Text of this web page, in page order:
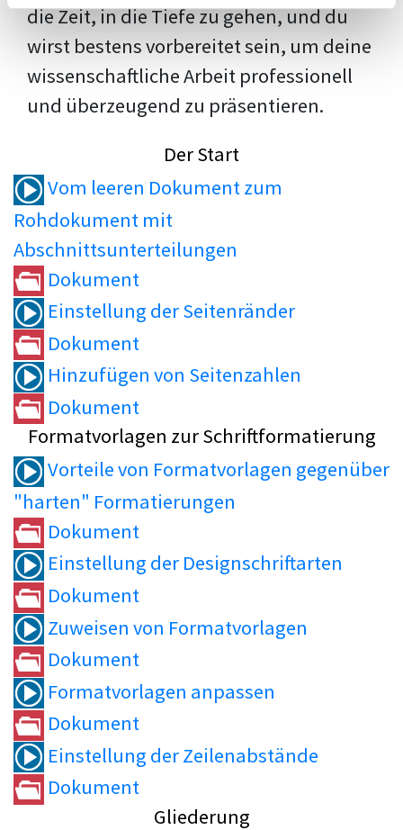
die Zeit, in die Tiefe zu gehen, und du
wirst bestens vorbereitet sein, um deine
wissenschaftliche Arbeit professionell
und überzeugend zu präsentieren.
Der Start
Vom leeren Dokument zum
Rohdokument mit
Abschnittsunterteilungen
Dokument
Einstellung der Seitenränder
Dokument
Hinzufügen von Seitenzahlen
Dokument
Formatvorlagen zur Schriftformatierung
Vorteile von Formatvorlagen gegenüber
"harten" Formatierungen
Dokument
Einstellung der Designschriftarten
Dokument
Zuweisen von Formatvorlagen
Dokument
Formatvorlagen anpassen
Dokument
Einstellung der Zeilenabstände
Dokument
Gliederung